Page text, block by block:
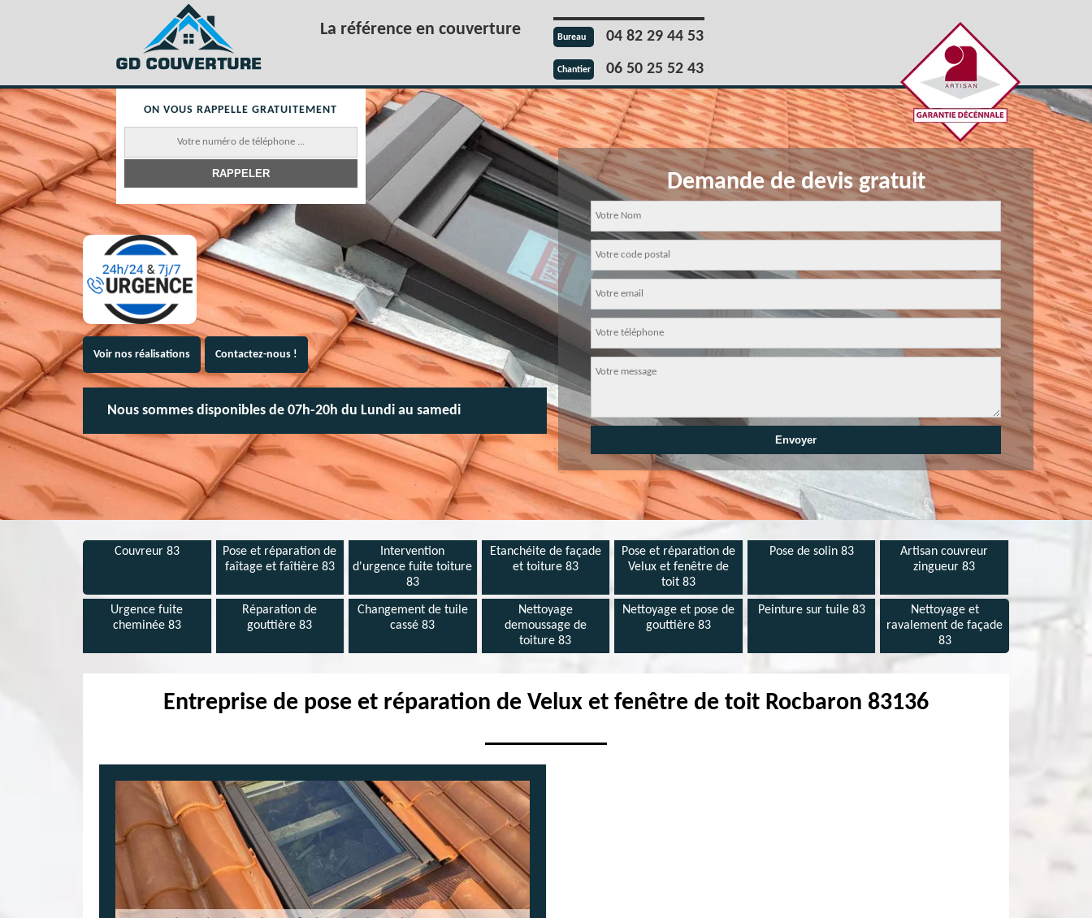
La référence en couverture Bureau 04 82 29 44 53
Chantier 06 50 25 52 43
Voir nos réalisations Contactez-nous !
Nous sommes disponibles de 07h-20h du Lundi au samedi
Demande de devis gratuit
ON VOUS RAPPELLE GRATUITEMENT
Couvreur 83
Pose et réparation de
faîtage et faîtière 83
Intervention
d'urgence fuite toiture
83
Etanchéite de façade
et toiture 83
Pose et réparation de
Velux et fenêtre de
toit 83
Pose de solin 83
Artisan couvreur
zingueur 83
Urgence fuite
cheminée 83
Réparation de
gouttière 83
Changement de tuile
cassé 83
Nettoyage
demoussage de
toiture 83
Nettoyage et pose de
gouttière 83
Peinture sur tuile 83
Nettoyage et
ravalement de façade
83
Entreprise de pose et réparation de Velux et fenêtre de toit Rocbaron 83136